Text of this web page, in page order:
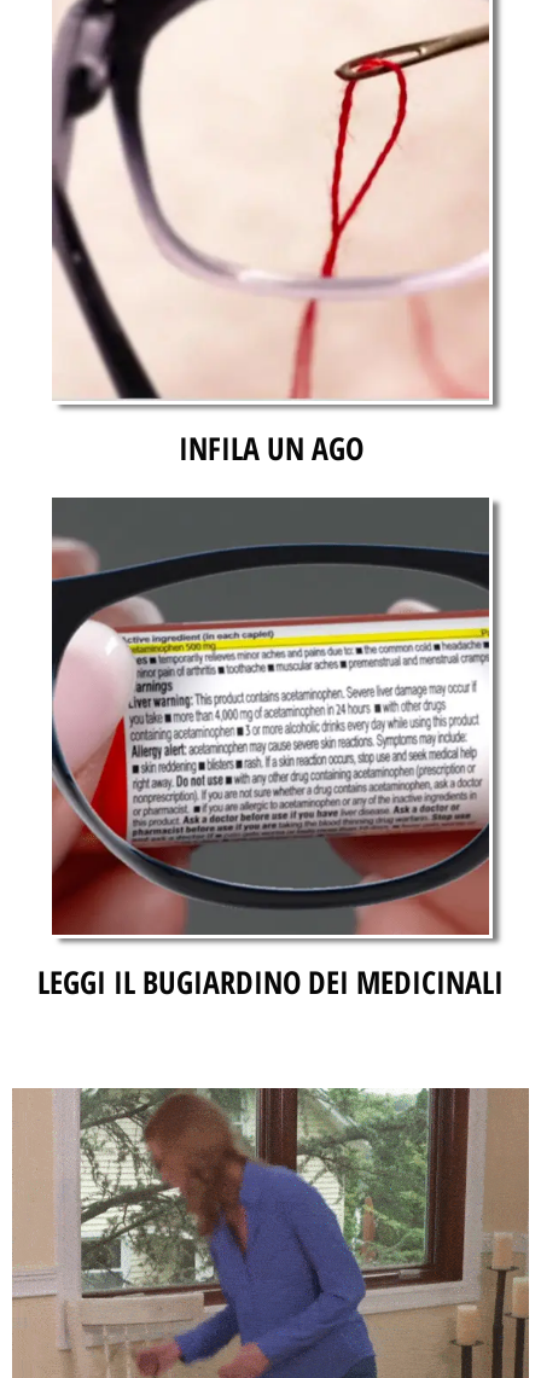
INFILA UN AGO
LEGGI IL BUGIARDINO DEI MEDICINALI